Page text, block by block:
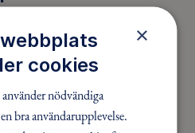
×
cookies
nödvändiga
bra användarupplevelse.